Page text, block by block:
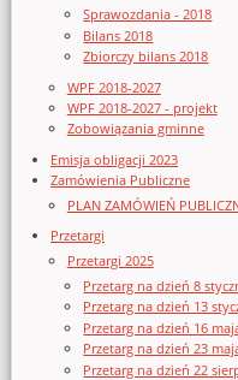
Sprawozdania - 2018
Bilans 2018
Zbiorczy bilans 2018
WPF 2018-2027
WPF 2018-2027 - projekt
Zobowiązania gminne
Emisja obligacji 2023
Zamówienia Publiczne
PLAN ZAMÓWIEŃ
Przetargi
Przetargi 2025
Przetarg na dzień 8
Przetarg na dzień 13
Przetarg na dzień 16
Przetarg na dzień 23
Przetarg na dzień 22